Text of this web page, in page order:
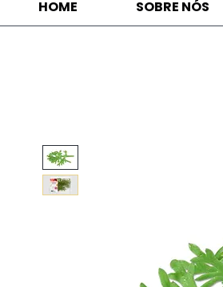
HOME SOBRE NÓS